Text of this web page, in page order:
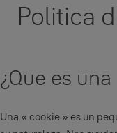
Politica
¿Que es
Una « cookie » es un